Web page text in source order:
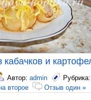
кабачков и
Автор: admin Рубрика:
второе
Отзыв один »